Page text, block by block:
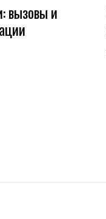
вызовы и